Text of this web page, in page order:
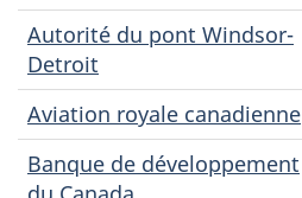
Autorité du pont Windsor-
Detroit
Aviation royale canadienne
Banque de développement